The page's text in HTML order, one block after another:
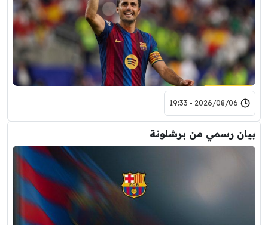
2026/08/06 - 19:33
بيان رسمي من برشلونة